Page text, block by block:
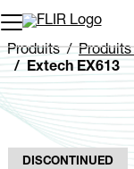
Unread
Modèle
Supprimer
articles
Ajouter au
Ajouté au
Produits
Extech EX613
DISCONTINUED